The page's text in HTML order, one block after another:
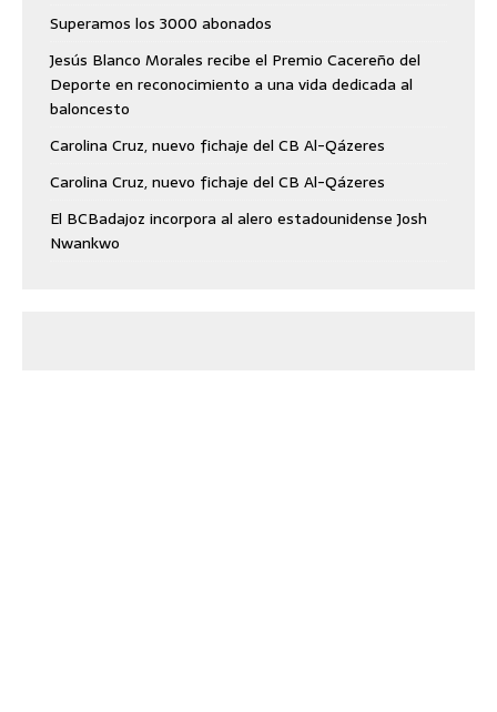
Superamos los 3000 abonados
Jesús Blanco Morales recibe el Premio Cacereño del
Deporte en reconocimiento a una vida dedicada al
baloncesto
Carolina Cruz, nuevo fichaje del CB Al-Qázeres
Carolina Cruz, nuevo fichaje del CB Al-Qázeres
El BCBadajoz incorpora al alero estadounidense Josh
Nwankwo